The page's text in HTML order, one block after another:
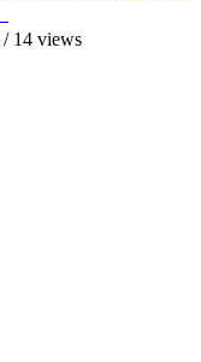
/ 14 views